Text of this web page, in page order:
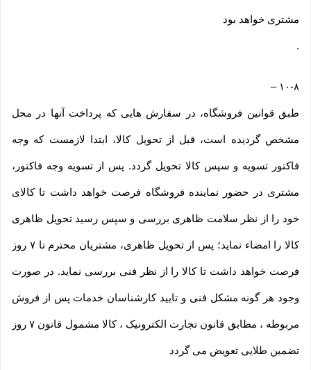
مشتری خواهد بود
.
۱۰-۸ –
طبق قوانین فروشگاه، در سفارش هایی که پرداخت آنها در محل
مشخص گردیده است، قبل از تحویل کالا، ابتدا لازمست که وجه
فاکتور تسویه و سپس کالا تحویل گردد. پس از تسویه وجه فاکتور،
مشتری در حضور نماینده فروشگاه فرصت خواهد داشت تا کالای
خود را از نظر سلامت ظاهری بررسی و سپس رسید تحویل ظاهری
کالا را امضاء نماید؛ پس از تحویل ظاهری، مشتریان محترم تا ۷ روز
فرصت خواهد داشت تا کالا را از نظر فنی بررسی نماید. در صورت
وجود هر گونه مشکل فنی و تایید کارشناسان خدمات پس از فروش
مربوطه ، مطابق قانون تجارت الکترونیک ، کالا مشمول قانون ۷ روز
تضمین طلایی تعویض می گردد